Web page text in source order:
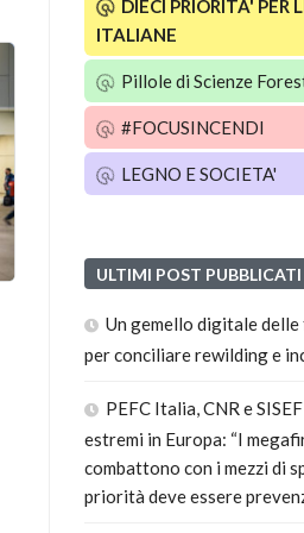
DIECI PRIORITA' PER
ITALIANE
Pillole di Scienze
#FOCUSINCENDI
LEGNO E SOCIETA'
ULTIMI POST PUBBLICATI
Un gemello digitale
per conciliare rewilding e
PEFC Italia, CNR e
estremi in Europa: “I
combattono con i mezzi di
priorità deve essere